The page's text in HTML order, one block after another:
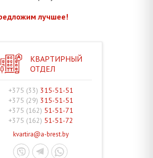
лучшее!
КВАРТИРНЫЙ
ОТДЕЛ
+375 (33) 315-51-51
+375 (29) 315-51-51
+375 (162) 51-51-71
+375 (162) 51-51-72
kvartira@a-brest.by